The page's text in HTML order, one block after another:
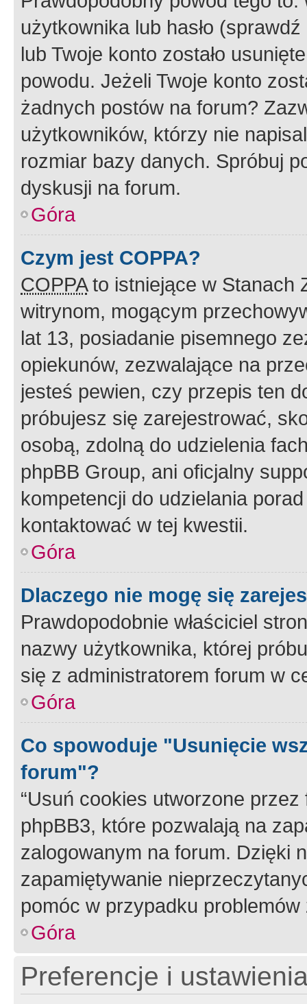
użytkownika lub hasło
lub Twoje konto zostało
powodu. Jeżeli Twoje konto
żadnych postów na forum?
użytkowników, którzy nie
rozmiar bazy danych. Spróbuj
dyskusji na forum.
Góra
Czym jest COPPA?
COPPAto istniejące w Stanach
witrynom, mogącym
lat 13, posiadanie pisemnego
opiekunów, zezwalające na
jesteś pewien, czy przepis ten
próbujesz się zarejestrować,
osobą, zdolną do udzielenia
phpBB Group, ani oficjalny
kompetencji do udzielania
kontaktować w tej kwestii.
Góra
Dlaczego nie mogę się
Prawdopodobnie właściciel
nazwy użytkownika, której
się z administratorem forum w
Góra
Co spowoduje "Usunięcie
forum"?
“Usuń cookies utworzone
phpBB3, które pozwalają na
zalogowanym na forum. Dzięki
zapamiętywanie
pomóc w przypadku
Góra
Preferencje i